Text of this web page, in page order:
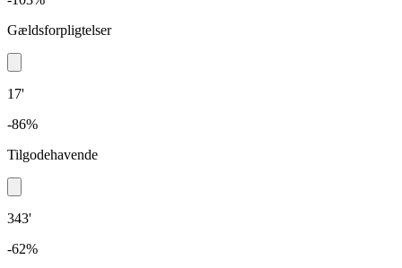
Gældsforpligtelser
17'
-86%
Tilgodehavende
343'
-62%